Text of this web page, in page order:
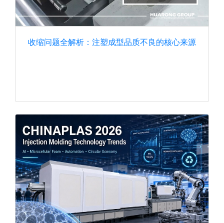
收缩问题全解析：注塑成型品质不良的核心来源